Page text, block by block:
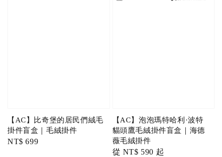
【AC】比奇堡的居民們絨毛
掛件盲盒｜毛絨掛件
Regular
NT$ 699
【AC】泡泡瑪特哈利·波特
貓頭鷹毛絨掛件盲盒｜海德
薇毛絨掛件
Regular
從 NT$ 590 起